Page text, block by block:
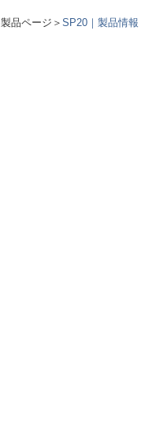
製品ページ＞ SP20｜製品情